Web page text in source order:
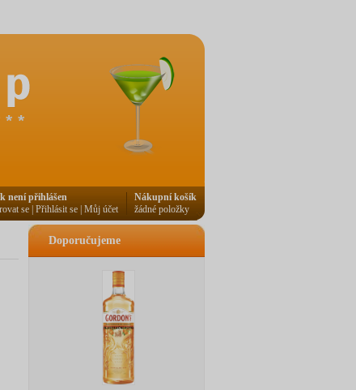
Doporučujeme
Nákupní košík
žádné položky
není přihlášen
se Přihlásit se Můj účet